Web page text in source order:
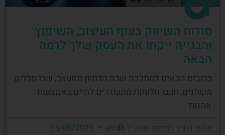
סודות השיווק בענף העיצוב, השיפוץ
והבנייה ייקחו את העסק שלך לרמה
הבאה
ברוכים הבאים לממלכה שבה הדמיון מתעצב, שבו חללים
משתנים, ושבו חלומות מתעוררים לחיים באמצעות
אמנות
אלעד גרגיר - מייסד ומנכ"ל arcdb